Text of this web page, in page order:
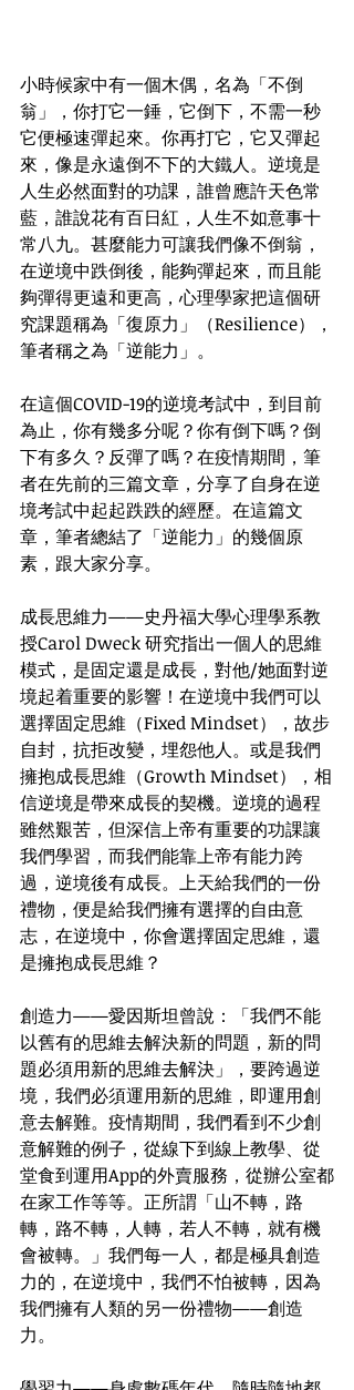
小時候家中有一個木偶，名為「不倒
翁」，你打它一錘，它倒下，不需一秒
它便極速彈起來。你再打它，它又彈起
來，像是永遠倒不下的大鐵人。逆境是
人生必然面對的功課，誰曾應許天色常
藍，誰說花有百日紅，人生不如意事十
常八九。甚麼能力可讓我們像不倒翁，
在逆境中跌倒後，能夠彈起來，而且能
夠彈得更遠和更高，心理學家把這個研
究課題稱為「復原力」（Resilience），
筆者稱之為「逆能力」。
在這個COVID-19的逆境考試中，到目前
為止，你有幾多分呢？你有倒下嗎？倒
下有多久？反彈了嗎？在疫情期間，筆
者在先前的三篇文章，分享了自身在逆
境考試中起起跌跌的經歷。在這篇文
章，筆者總結了「逆能力」的幾個原
素，跟大家分享。
成長思維力——史丹福大學心理學系教
授Carol Dweck 研究指出一個人的思維
模式，是固定還是成長，對他/她面對逆
境起着重要的影響！在逆境中我們可以
選擇固定思維（Fixed Mindset），故步
自封，抗拒改變，埋怨他人。或是我們
擁抱成長思維（Growth Mindset），相
信逆境是帶來成長的契機。逆境的過程
雖然艱苦，但深信上帝有重要的功課讓
我們學習，而我們能靠上帝有能力跨
過，逆境後有成長。上天給我們的一份
禮物，便是給我們擁有選擇的自由意
志，在逆境中，你會選擇固定思維，還
是擁抱成長思維？
創造力——愛因斯坦曾說：「我們不能
以舊有的思維去解決新的問題，新的問
題必須用新的思維去解決」，要跨過逆
境，我們必須運用新的思維，即運用創
意去解難。疫情期間，我們看到不少創
意解難的例子，從線下到線上教學、從
堂食到運用App的外賣服務，從辦公室都
在家工作等等。正所謂「山不轉，路
轉，路不轉，人轉，若人不轉，就有機
會被轉。」我們每一人，都是極具創造
力的，在逆境中，我們不怕被轉，因為
我們擁有人類的另一份禮物——創造
力。